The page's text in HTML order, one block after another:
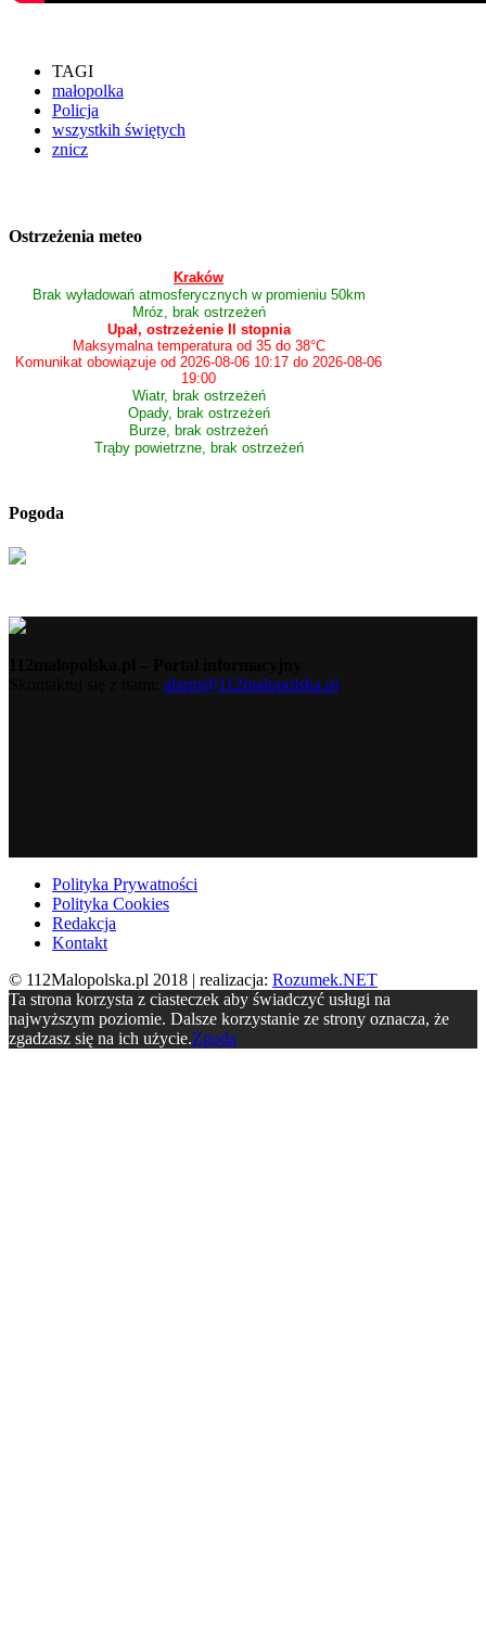
TAGI
małopolka
Policja
wszystkih świętych
znicz
Ostrzeżenia meteo
Kraków
Brak wyładowań atmosferycznych w promieniu 50km
Mróz, brak ostrzeżeń
Upał, ostrzeżenie II stopnia
Maksymalna temperatura od 35 do 38°C
Komunikat obowiązuje od 2026-08-06 10:17 do 2026-08-06
19:00
Wiatr, brak ostrzeżeń
Opady, brak ostrzeżeń
Burze, brak ostrzeżeń
Trąby powietrzne, brak ostrzeżeń
Pogoda
alarm@112malopolska.pl
Polityka Prywatności
Polityka Cookies
Redakcja
Kontakt
© 112Malopolska.pl 2018 | realizacja: Rozumek.NET
Ta strona korzysta z ciasteczek aby świadczyć usługi na
najwyższym poziomie. Dalsze korzystanie ze strony oznacza, że
zgadzasz się na ich użycie.Zgoda